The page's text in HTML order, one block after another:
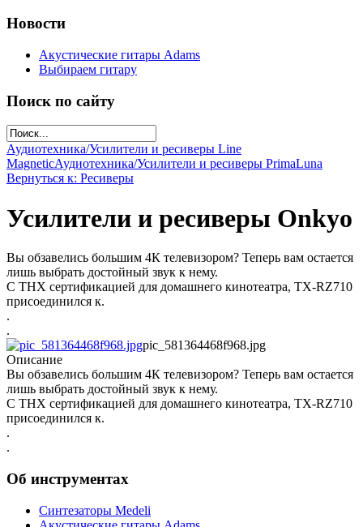
Новости
Акустические гитары Adams
Выбираем гитару
Поиск по сайту
Аудиотехника/Усилители и ресиверы Line
MagneticАудиотехника/Усилители и ресиверы PrimaLuna
Вернуться к: Ресиверы
Усилители и ресиверы Onkyo
Вы обзавелись большим 4К телевизором? Теперь вам остается
лишь выбрать достойный звук к нему.
С THX сертификацией для домашнего кинотеатра, TX-RZ710
присоединился к.
.
.
pic_581364468f968.jpg
Описание
Вы обзавелись большим 4К телевизором? Теперь вам остается
лишь выбрать достойный звук к нему.
С THX сертификацией для домашнего кинотеатра, TX-RZ710
присоединился к.
.
.
Об инструментах
Синтезаторы Мedeli